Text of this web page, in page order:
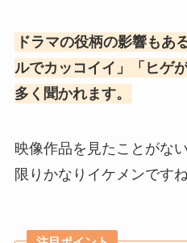
ドラマの役柄の影響もあ
ルでカッコイイ」「ヒゲ
多く聞かれます。
映像作品を見たことがな
限りかなりイケメンですね